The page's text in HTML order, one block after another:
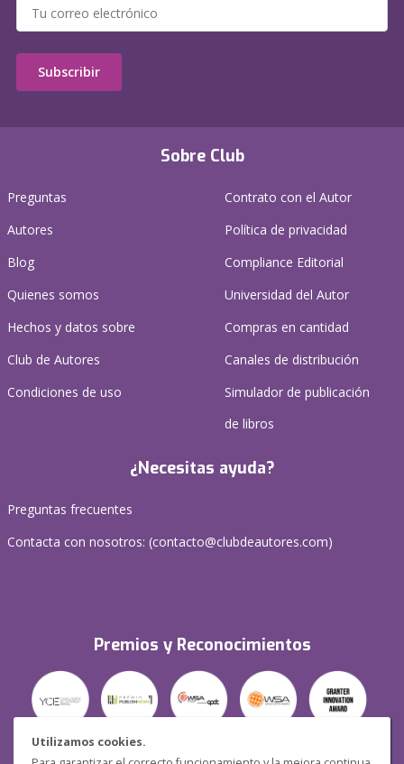
Utilizamos cookies.
Sobre Club
Preguntas
Autores
Blog
Quienes somos
Hechos y datos sobre
Club de Autores
Condiciones de uso
Contrato con el Autor
Política de privacidad
Compliance Editorial
Universidad del Autor
Compras en cantidad
Canales de distribución
Simulador de publicación
de libros
¿Necesitas ayuda?
Preguntas frecuentes
Contacta con nosotros: (contacto@clubdeautores.com)
Premios y Reconocimientos
Subscribir